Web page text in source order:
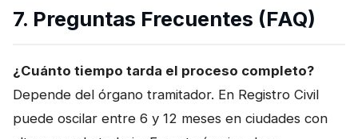
7. Preguntas Frecuentes (FAQ)
¿Cuánto tiempo tarda el proceso completo?
Depende del órgano tramitador. En Registro Civil
puede oscilar entre 6 y 12 meses en ciudades con